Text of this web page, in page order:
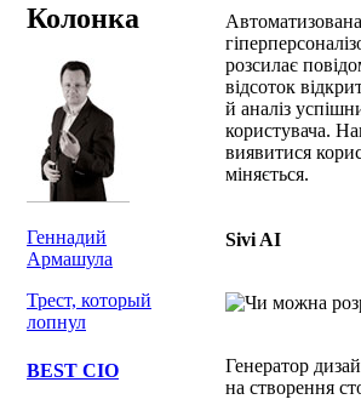
Колонка
Геннадий
Армашула
Трест, который
лопнул
BEST CIO
розсилає
відсоток
й аналіз
користувача.
виявитися
міняється.
Sivi AI
Генератор
на створення